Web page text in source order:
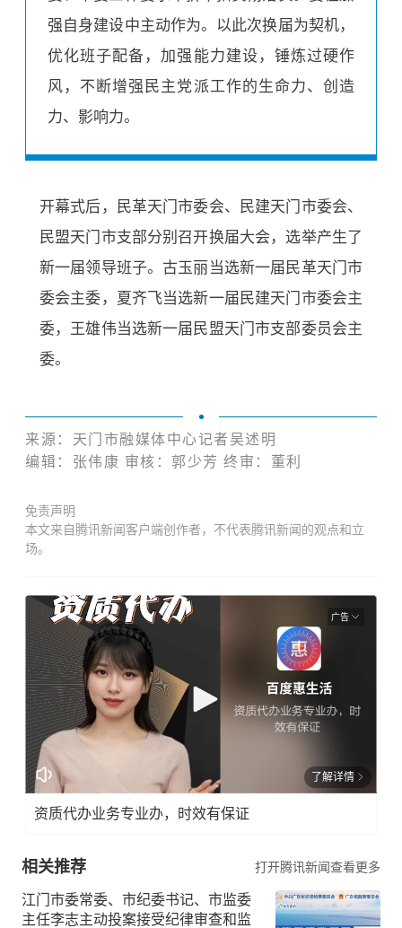
强自身建设中主动作为。以此次换届为契机，
优化班子配备，加强能力建设，锤炼过硬作
风，不断增强民主党派工作的生命力、创造
力、影响力。
开幕式后，民革天门市委会、民建天门市委会、
民盟天门市支部分别召开换届大会，选举产生了
新一届领导班子。古玉丽当选新一届民革天门市
委会主委，夏齐飞当选新一届民建天门市委会主
委，王雄伟当选新一届民盟天门市支部委员会主
委。
来源：天门市融媒体中心记者吴述明
编辑：张伟康 审核：郭少芳 终审：董利
免责声明
本文来自腾讯新闻客户端创作者，不代表腾讯新闻的观点和立
场。
广告
了解详情
资质代办业务专业办，时效有保证
相关推荐 打开腾讯新闻查看更多
江门市委常委、市纪委书记、市监委
主任李志主动投案接受纪律审查和监